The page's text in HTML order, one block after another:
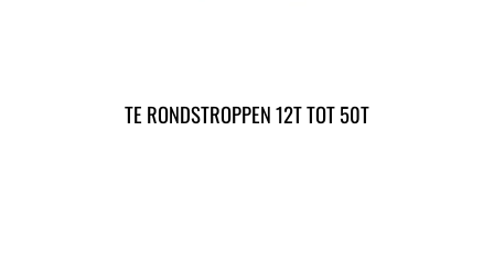
TE RONDSTROPPEN 12T TOT 50T